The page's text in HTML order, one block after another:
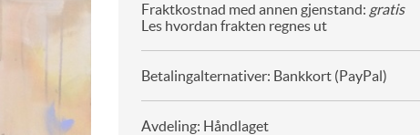
Fraktkostnad med annen gjenstand: gratis
Les hvordan frakten regnes ut
Betalingalternativer: Bankkort (PayPal)
Avdeling: Håndlaget